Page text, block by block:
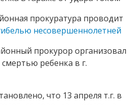
прокуратура проводит
несовершеннолетней
прокурор организовал
ребенка в г.
что 13 апреля т.г. в